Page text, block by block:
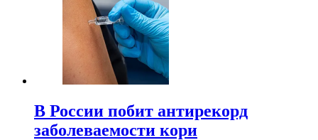
В России побит антирекорд
заболеваемости кори